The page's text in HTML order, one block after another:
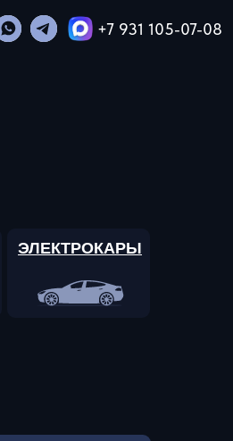
+7 931 105-07-08
ЭЛЕКТРОКАРЫ